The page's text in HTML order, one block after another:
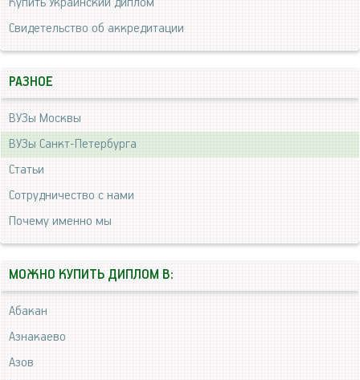
Свидетельство об аккредитации
РАЗНОЕ
ВУЗы Москвы
ВУЗы Санкт-Петербурга
Статьи
Сотрудничество с нами
Почему именно мы
МОЖНО КУПИТЬ ДИПЛОМ В:
Абакан
Азнакаево
Азов